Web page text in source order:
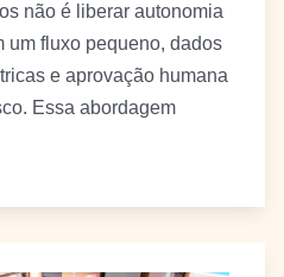
não é liberar autonomia
um fluxo pequeno, dados
e aprovação humana
Essa abordagem